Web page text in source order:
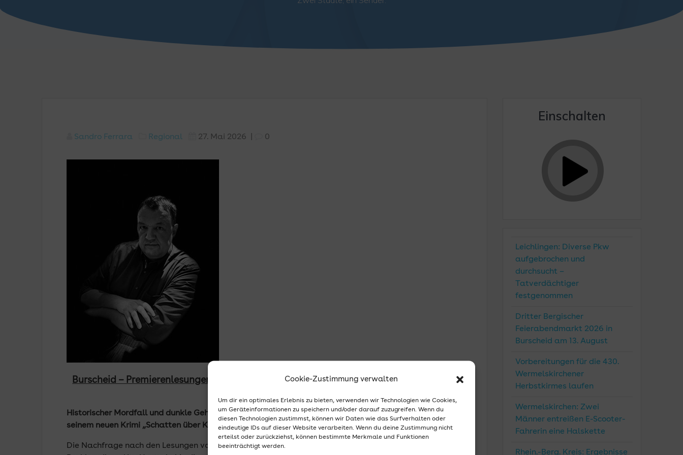
Cookie-Zustimmung verwalten
Um dir ein optimales Erlebnis zu bieten, verwenden wir Technologien wie Cookies,
um Geräteinformationen zu speichern und/oder darauf zuzugreifen. Wenn du
diesen Technologien zustimmst, können wir Daten wie das Surfverhalten oder
eindeutige IDs auf dieser Website verarbeiten. Wenn du deine Zustimmung nicht
erteilst oder zurückziehst, können bestimmte Merkmale und Funktionen
beeinträchtigt werden.
Sandro Ferrara Regional 27. Mai 2026 0
Burscheid – Premierenlesungen des neuen Königsberg-Krimis am kommenden Freitag
Historischer Mordfall und dunkle Geheimnisse: Burscheider Bestsellerautor Ralf Thiesen liest aus
seinem neuen Krimi „Schatten über Königsberg“
Die Nachfrage nach den Lesungen von Autor Ralf Thiesen ist seit Jahren groß – so groß, dass die
Einschalten
Leichlingen: Diverse Pkw
aufgebrochen und
durchsucht –
Tatverdächtiger
festgenommen
Dritter Bergischer
Feierabendmarkt 2026 in
Burscheid am 13. August
Vorbereitungen für die 430.
Wermelskirchener
Herbstkirmes laufen
Wermelskirchen: Zwei
Männer entreißen E-Scooter-
Fahrerin eine Halskette
Rhein.-Berg. Kreis: Ergebnisse